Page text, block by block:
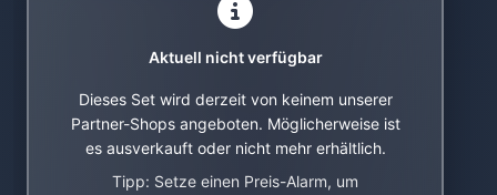
Aktuell nicht verfügbar
Dieses Set wird derzeit von keinem unserer
Partner-Shops angeboten. Möglicherweise ist
es ausverkauft oder nicht mehr erhältlich.
Tipp: Setze einen Preis-Alarm, um